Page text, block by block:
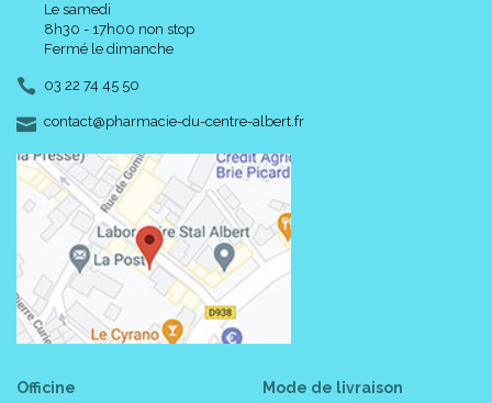
Le samedi
8h30 - 17h00 non stop
Fermé le dimanche
03 22 74 45 50
contact-
@-
pharmacie-du-centre-albert.fr
Officine Mode de livraison